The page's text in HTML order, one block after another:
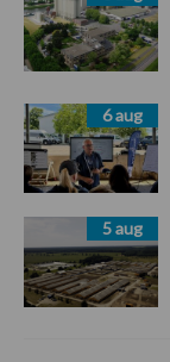
6 aug
5 aug